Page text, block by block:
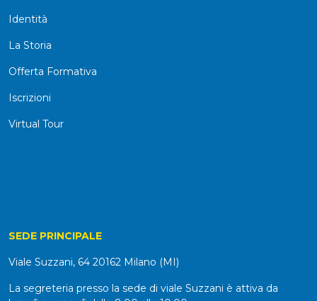
Identità
La Storia
Offerta Formativa
Iscrizioni
Virtual Tour
SEDE PRINCIPALE
Viale Suzzani, 64 20162 Milano (MI)
La segreteria presso la sede di viale Suzzani è attiva da